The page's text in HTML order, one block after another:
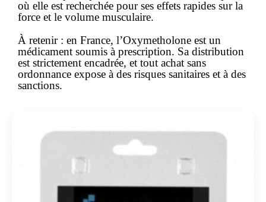
où elle est recherchée pour ses effets rapides sur la
force et le volume musculaire.
À retenir : en France, l’Oxymetholone est un
médicament soumis à prescription. Sa distribution
est strictement encadrée, et tout achat sans
ordonnance expose à des risques sanitaires et à des
sanctions.